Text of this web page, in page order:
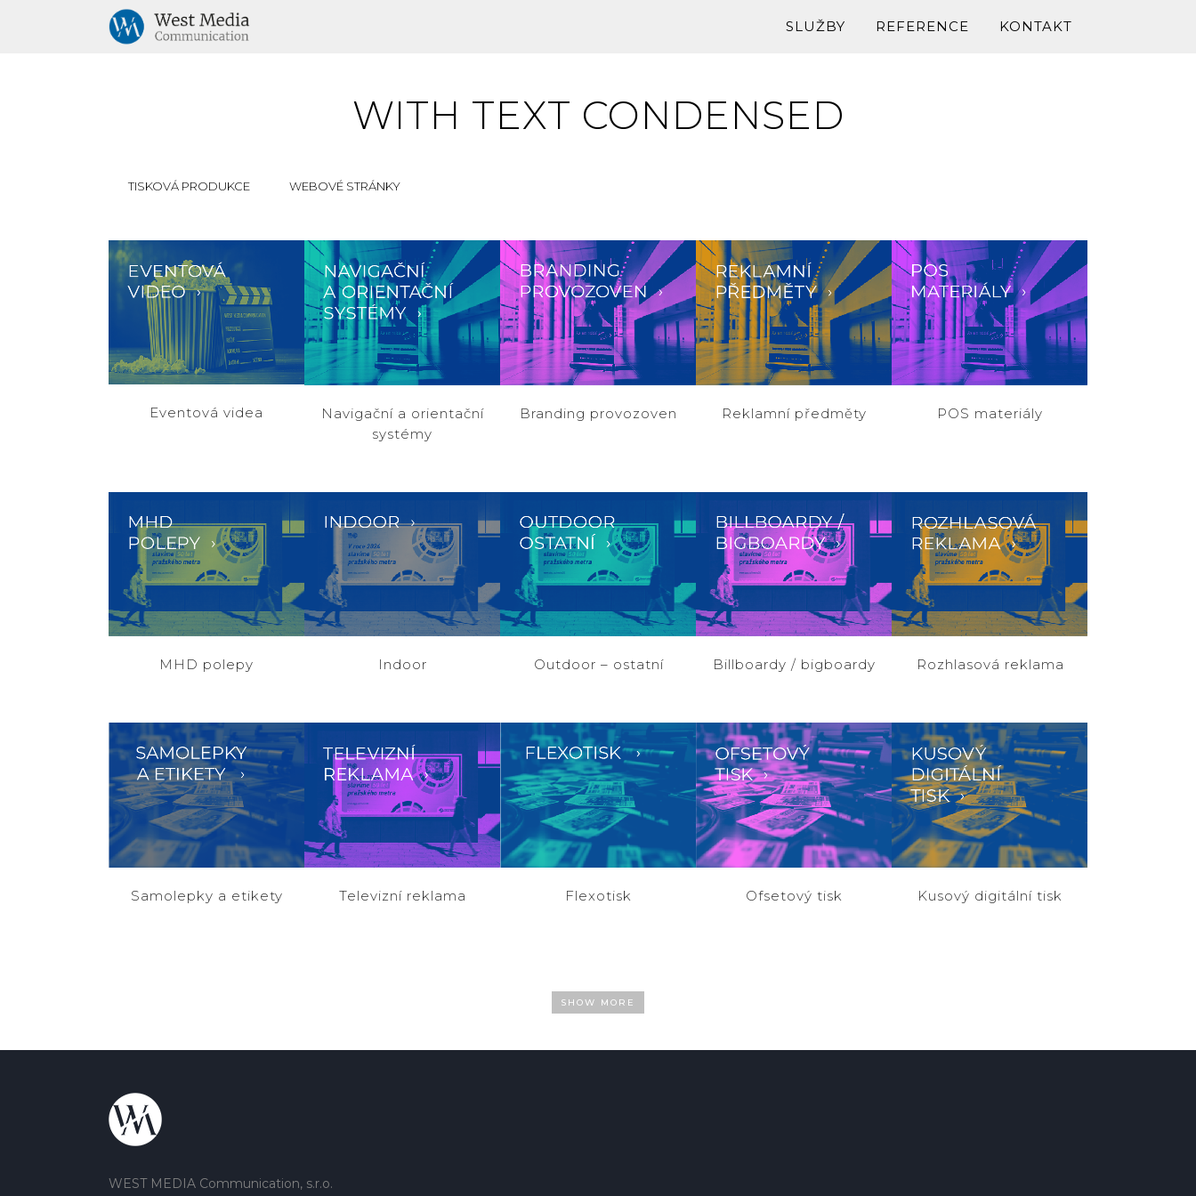
SLUŽBY REFERENCE KONTAKT
WITH TEXT CONDENSED
TISKOVÁ PRODUKCE
WEBOVÉ STRÁNKY
ZOOM VIEW
Eventová videa
ZOOM VIEW
Navigační a orientační
systémy
ZOOM VIEW
Branding provozoven
ZOOM VIEW
Reklamní předměty
ZOOM VIEW
POS materiály
ZOOM VIEW
MHD polepy
ZOOM VIEW
Indoor
ZOOM VIEW
Outdoor – ostatní
ZOOM VIEW
Billboardy / bigboardy
ZOOM VIEW
Rozhlasová reklama
ZOOM VIEW
Samolepky a etikety
ZOOM VIEW
Televizní reklama
ZOOM VIEW
Flexotisk
ZOOM VIEW
Ofsetový tisk
ZOOM VIEW
Kusový digitální tisk
SHOW MORE
WEST MEDIA Communication, s.r.o.